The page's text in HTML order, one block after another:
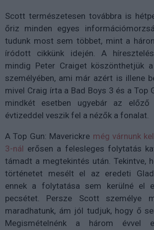
Scott természetesen továbbra is
őriz minden egyes
tudunk most sem többet, mint a
íródott cikkünk idején. A
mindig Peter Craiget köszönthetjük
személyében, ami már azért is illene
mivel Craig írta a Bad Boys 3 és a Top
mindkét esetben ugyebár az
évtizeddel veszik fel a nézők a fonalat.
A Top Gun: Maverickre még várnunk
3-nál erősen a felesleges folytatás
támadt a megtekintés után. Tekintve,
történetet mesélt el az eredeti
ennek a folytatása sem kerülné el
pecsétet. Persze Scott személye
maradhatunk, ám jól tudjuk, hogy ő
Megismételnénk a három évvel